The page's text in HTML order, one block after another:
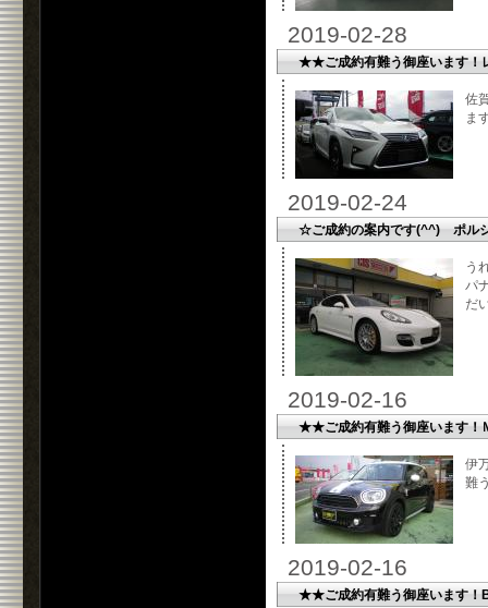
2019-02-28
★★ご成約有難う御座います
佐
ま
2019-02-24
☆ご成約の案内です(^^) ポル
う
パ
だ
2019-02-16
★★ご成約有難う御座います！
伊
難
2019-02-16
★★ご成約有難う御座います